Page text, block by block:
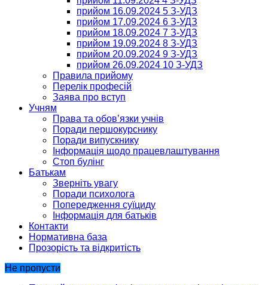
прийом 16.09.2024 5 З-УДЗ
прийом 17.09.2024 6 З-УДЗ
прийом 18.09.2024 7 З-УДЗ
прийом 19.09.2024 8 З-УДЗ
прийом 20.09.2024 9 З-УДЗ
прийом 26.09.2024 10 З-УДЗ
Правила прийому
Перелік професій
Заява про вступ
Учням
Права та обов’язки учнів
Поради першокурснику
Поради випускнику
Інформація щодо працевлаштування
Стоп булінг
Батькам
Зверніть увагу
Поради психолога
Попередження суїциду
Інформація для батьків
Контакти
Нормативна база
Прозорість та відкритість
Не пропусти